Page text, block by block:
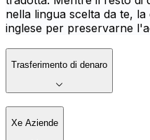
nella lingua scelta da te,
inglese per preservarne
Trasferimento di denaro
Xe Aziende